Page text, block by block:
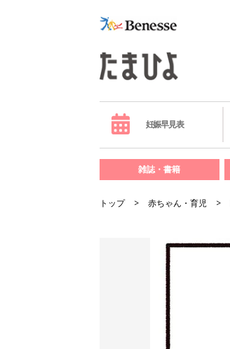
妊娠早見表
雑誌・書籍
トップ 赤ちゃん・育児